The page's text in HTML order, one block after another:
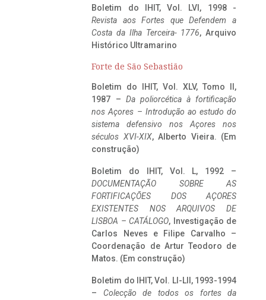
Boletim do IHIT, Vol. LVI, 1998 -
Revista aos Fortes que Defendem a
Costa da Ilha Terceira- 1776, Arquivo
Histórico Ultramarino
Forte de São Sebastião
Boletim do IHIT, Vol. XLV, Tomo II,
1987 – Da poliorcética à fortificação
nos Açores – Introdução ao estudo do
sistema defensivo nos Açores nos
séculos XVI-XIX, Alberto Vieira. (Em
construção)
Boletim do IHIT, Vol. L, 1992 –
DOCUMENTAÇÃO SOBRE AS
FORTIFICAÇÕES DOS AÇORES
EXISTENTES NOS ARQUIVOS DE
LISBOA – CATÁLOGO, Investigação de
Carlos Neves e Filipe Carvalho –
Coordenação de Artur Teodoro de
Matos. (Em construção)
Boletim do IHIT, Vol. LI-LII, 1993-1994
– Colecção de todos os fortes da